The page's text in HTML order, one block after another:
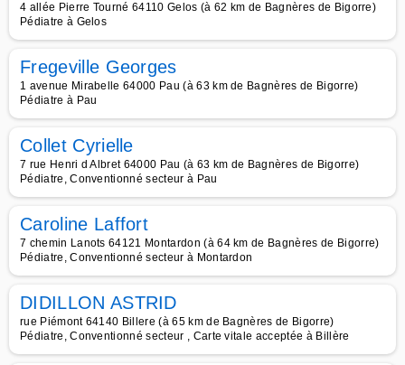
4 allée Pierre Tourné 64110 Gelos (à 62 km de Bagnères de Bigorre)
Pédiatre à Gelos
Fregeville Georges
1 avenue Mirabelle 64000 Pau (à 63 km de Bagnères de Bigorre)
Pédiatre à Pau
Collet Cyrielle
7 rue Henri d Albret 64000 Pau (à 63 km de Bagnères de Bigorre)
Pédiatre, Conventionné secteur à Pau
Caroline Laffort
7 chemin Lanots 64121 Montardon (à 64 km de Bagnères de Bigorre)
Pédiatre, Conventionné secteur à Montardon
DIDILLON ASTRID
rue Piémont 64140 Billere (à 65 km de Bagnères de Bigorre)
Pédiatre, Conventionné secteur , Carte vitale acceptée à Billère